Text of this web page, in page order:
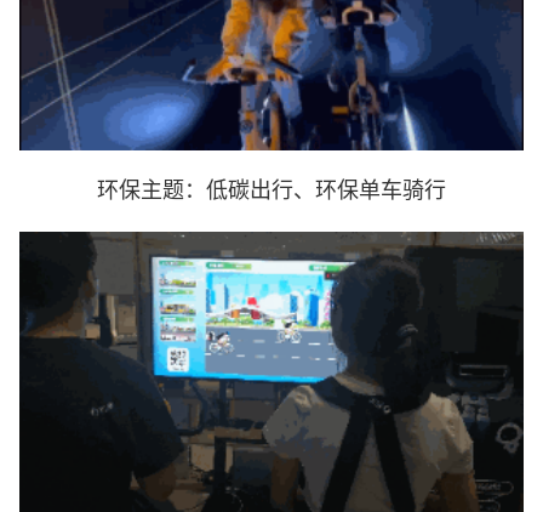
环保主题：低碳出行、环保单车骑行